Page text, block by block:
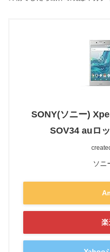
SONY(ソニー)
SOV34 auロ
ソニ
楽